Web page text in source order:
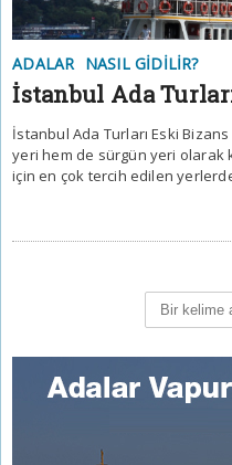
ADALAR NASIL GIDILIR?
İstanbul Ada
İstanbul Ada Turları Eski
yeri hem de sürgün yeri olarak
için en çok tercih edilen